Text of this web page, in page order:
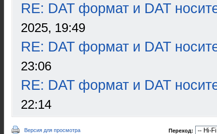
RE: DAT формат и DAT
2025, 19:49
RE: DAT формат и DAT
23:06
RE: DAT формат и DAT
22:14
Версия для просмотра Переход: